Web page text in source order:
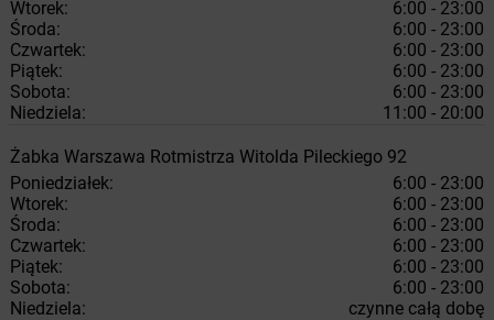
Wtorek:
6:00 - 23:00
Środa:
6:00 - 23:00
Czwartek:
6:00 - 23:00
Piątek:
6:00 - 23:00
Sobota:
6:00 - 23:00
Niedziela:
11:00 - 20:00
Żabka Warszawa Rotmistrza Witolda Pileckiego 92
Poniedziałek:
6:00 - 23:00
Wtorek:
6:00 - 23:00
Środa:
6:00 - 23:00
Czwartek:
6:00 - 23:00
Piątek:
6:00 - 23:00
Sobota:
6:00 - 23:00
Niedziela:
czynne całą dobę